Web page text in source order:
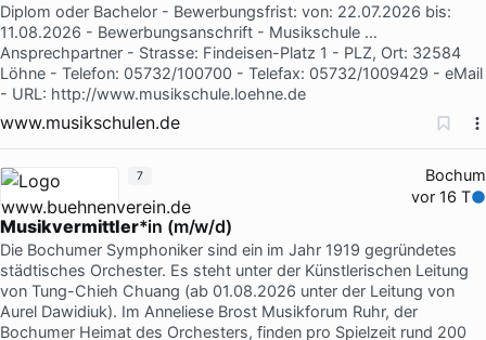
Diplom oder Bachelor - Bewerbungsfrist: von: 22.07.2026 bis:
11.08.2026 - Bewerbungsanschrift - Musikschule …
Ansprechpartner - Strasse: Findeisen-Platz 1 - PLZ, Ort: 32584
Löhne - Telefon: 05732/100700 - Telefax: 05732/1009429 - eMail
- URL: http://www.musikschule.loehne.de
www.musikschulen.de
Bochum
vor 16 T
Musikvermittler*in (m/w/d)
Die Bochumer Symphoniker sind ein im Jahr 1919 gegründetes
städtisches Orchester. Es steht unter der Künstlerischen Leitung
von Tung-Chieh Chuang (ab 01.08.2026 unter der Leitung von
Aurel Dawidiuk). Im Anneliese Brost Musikforum Ruhr, der
Bochumer Heimat des Orchesters, finden pro Spielzeit rund 200
7